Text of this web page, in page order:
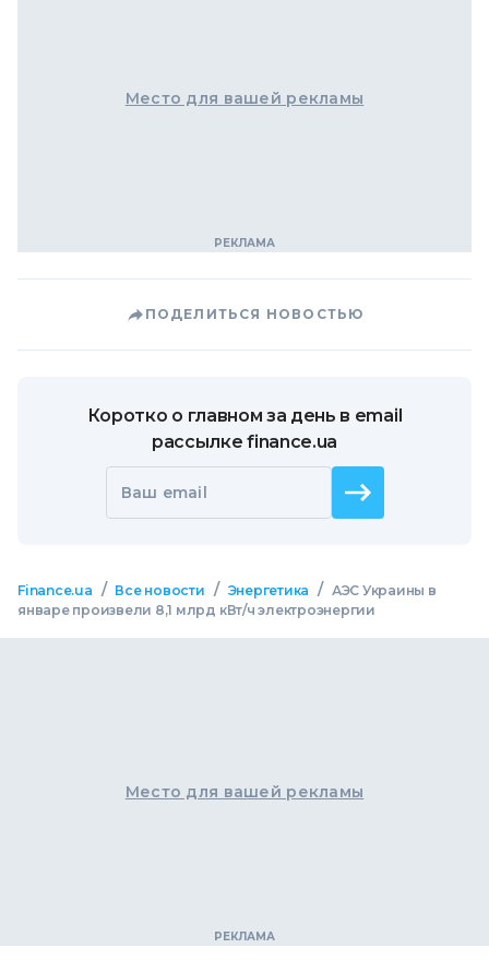
Место для вашей рекламы
ПОДЕЛИТЬСЯ НОВОСТЬЮ
Коротко о главном за день в email
рассылке finance.ua
Ваш email
Finance.ua / Все новости / Энергетика / АЭС Украины в
январе произвели 8,1 млрд кВт/ч электроэнергии
Место для вашей рекламы